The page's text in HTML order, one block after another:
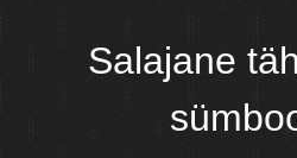
Salajane